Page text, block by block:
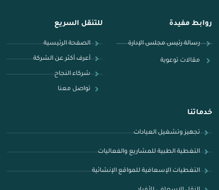
روابط مفيدة
رسالة رئيس مجلس الإدارة
مقالات توعوية
للتنقل السريع
الصفحة الرئيسية
أعرف أكثر عن الشركة
شركاء النجاح​
تواصل معنا
خدماتنا
تجهيز وتشغيل العيادات
التغطية الطبية للمشاريع والفعاليات
التغطيات الإسعافية للمواقع الإنشائية